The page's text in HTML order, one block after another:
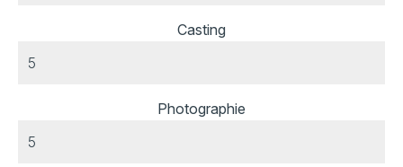
Casting
Photographie